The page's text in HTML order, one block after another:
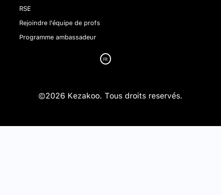
RSE
Rejoindre l'équipe de profs
Programme ambassadeur
©2026 Kezakoo. Tous droits reservés.